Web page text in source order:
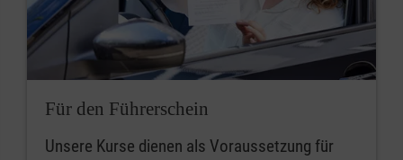
Für den Führerschein
Unsere Kurse dienen als Voraussetzung für